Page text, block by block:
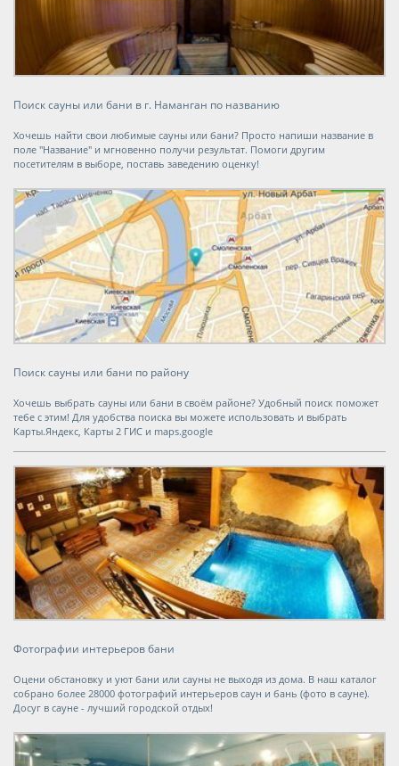
Поиск сауны или бани в г. Наманган по названию
Хочешь найти свои любимые сауны или бани? Просто напиши название в
поле "Название" и мгновенно получи результат. Помоги другим
посетителям в выборе, поставь заведению оценку!
Поиск сауны или бани по району
Хочешь выбрать сауны или бани в своём районе? Удобный поиск поможет
тебе с этим! Для удобства поиска вы можете использовать и выбрать
Карты.Яндекс, Карты 2 ГИС и maps.google
Фотографии интерьеров бани
Оцени обстановку и уют бани или сауны не выходя из дома. В наш каталог
собрано более 28000 фотографий интерьеров саун и бань (фото в сауне).
Досуг в сауне - лучший городской отдых!